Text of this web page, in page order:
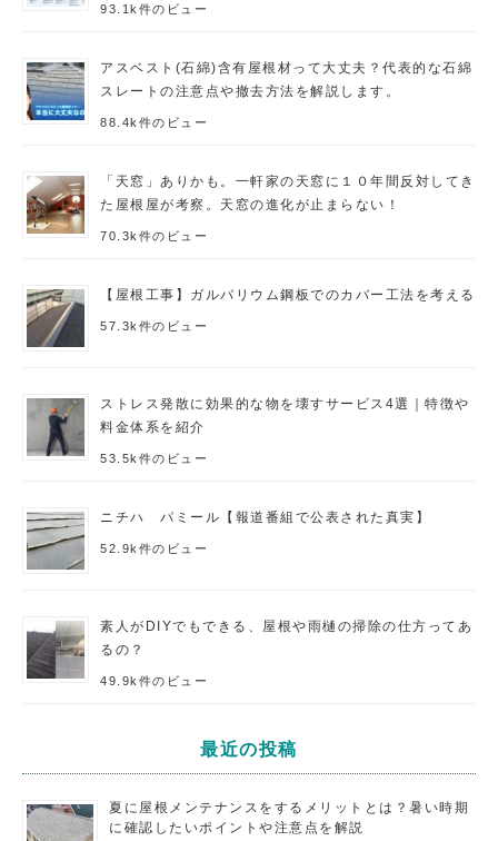
93.1k件のビュー
アスベスト(石綿)含有屋根材って大丈夫？代表的な石綿
スレートの注意点や撤去方法を解説します。
88.4k件のビュー
「天窓」ありかも。一軒家の天窓に１０年間反対してき
た屋根屋が考察。天窓の進化が止まらない！
70.3k件のビュー
【屋根工事】ガルバリウム鋼板でのカバー工法を考える
57.3k件のビュー
ストレス発散に効果的な物を壊すサービス4選｜特徴や
料金体系を紹介
53.5k件のビュー
ニチハ パミール【報道番組で公表された真実】
52.9k件のビュー
素人がDIYでもできる、屋根や雨樋の掃除の仕方ってあ
るの？
49.9k件のビュー
最近の投稿
夏に屋根メンテナンスをするメリットとは？暑い時期
に確認したいポイントや注意点を解説